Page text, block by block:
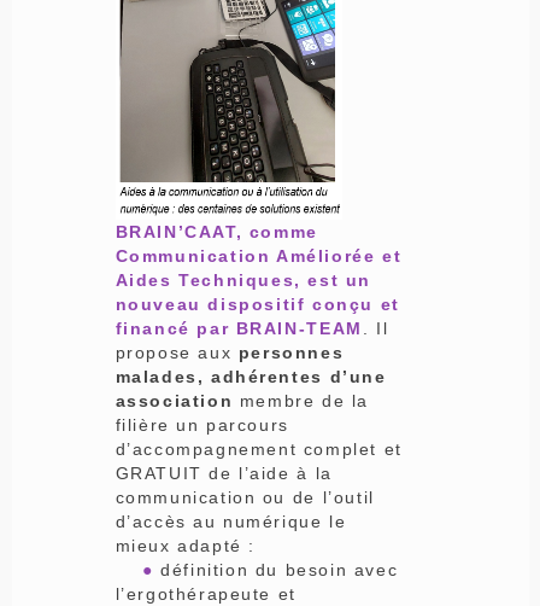
BRAIN’CAAT, comme
Communication Améliorée et
Aides Techniques, est un
nouveau dispositif conçu et
financé par BRAIN-TEAM . Il
propose aux personnes
malades, adhérentes d’une
association membre de la
filière un parcours
d’accompagnement complet et
GRATUIT de l’aide à la
communication ou de l’outil
d’accès au numérique le
mieux adapté :
● définition du besoin avec
l’ergothérapeute et